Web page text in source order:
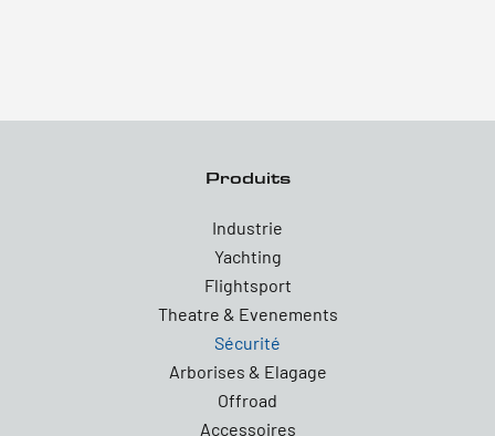
Produits
Industrie
Yachting
Flightsport
Theatre & Evenements
Sécurité
Arborises & Elagage
Offroad
Accessoires